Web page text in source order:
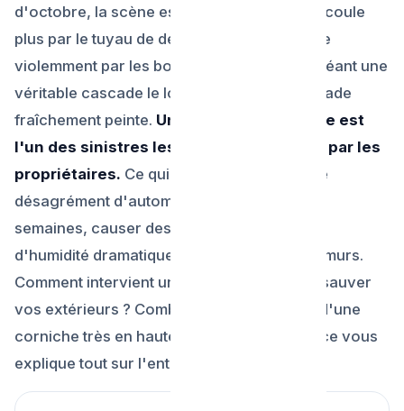
d'octobre, la scène est classique : l'eau ne coule
plus par le tuyau de descente, mais déborde
violemment par les bords de la corniche, créant une
véritable cascade le long de votre belle façade
fraîchement peinte. Une gouttière bouchée est
l'un des sinistres les plus sous-estimés par les
propriétaires. Ce qui semble être un simple
désagrément d'automne peut, en quelques
semaines, causer des dégâts d'infiltration
d'humidité dramatiques à l'intérieur de vos murs.
Comment intervient un professionnel pour sauver
vos extérieurs ? Combien coûte le curage d'une
corniche très en hauteur ? Plombier Urgence vous
explique tout sur l'entretien pluvial.